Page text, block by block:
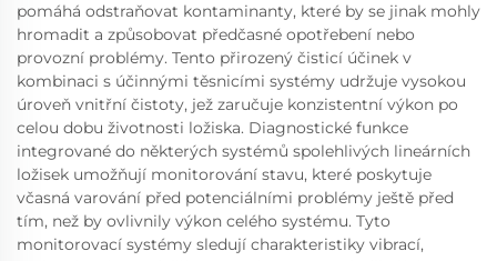
pomáhá odstraňovat kontaminanty, které by se jinak mohly
hromadit a způsobovat předčasné opotřebení nebo
provozní problémy. Tento přirozený čisticí účinek v
kombinaci s účinnými těsnicími systémy udržuje vysokou
úroveň vnitřní čistoty, jež zaručuje konzistentní výkon po
celou dobu životnosti ložiska. Diagnostické funkce
integrované do některých systémů spolehlivých lineárních
ložisek umožňují monitorování stavu, které poskytuje
včasná varování před potenciálními problémy ještě před
tím, než by ovlivnily výkon celého systému. Tyto
monitorovací systémy sledují charakteristiky vibrací,